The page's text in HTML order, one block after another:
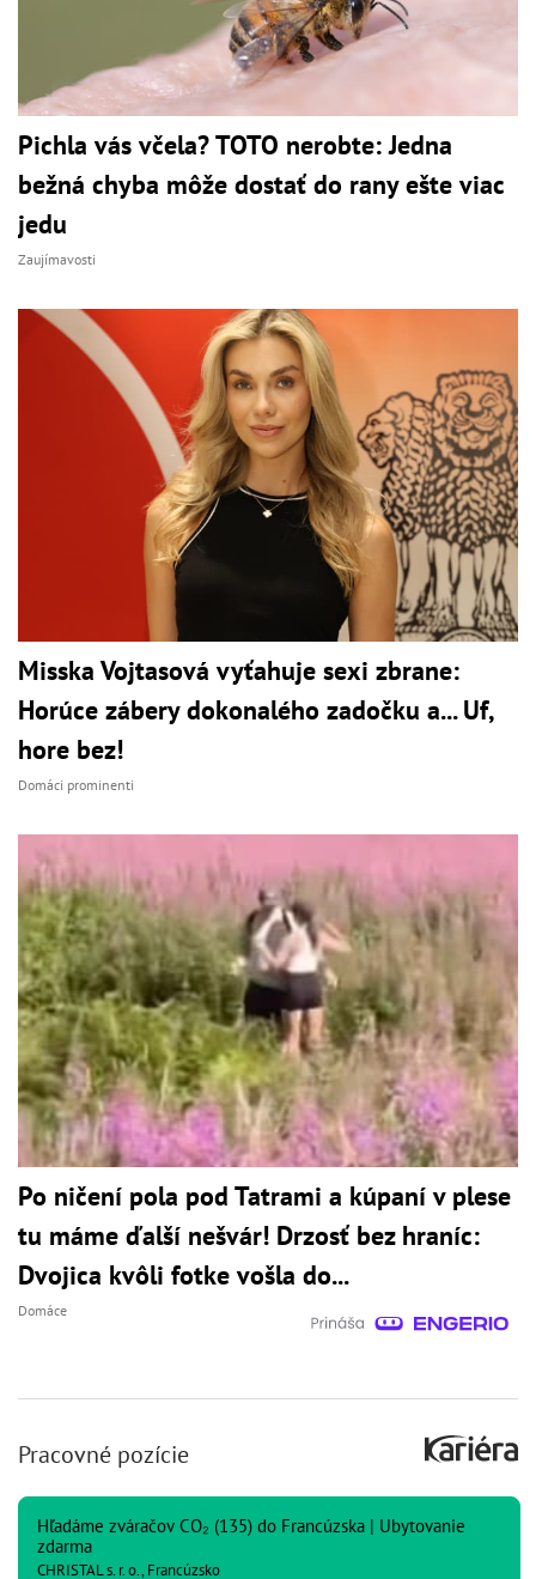
Pichla vás včela? TOTO nerobte: Jedna
bežná chyba môže dostať do rany ešte viac
jedu
Zaujímavosti
Misska Vojtasová vyťahuje sexi zbrane:
Horúce zábery dokonalého zadočku a... Uf,
hore bez!
Domáci prominenti
Po ničení pola pod Tatrami a kúpaní v plese
tu máme ďalší nešvár! Drzosť bez hraníc:
Dvojica kvôli fotke vošla do...
Domáce
Pracovné pozície
Hľadáme zváračov CO₂ (135) do Francúzska | Ubytovanie
zdarma
CHRISTAL s. r. o., Francúzsko